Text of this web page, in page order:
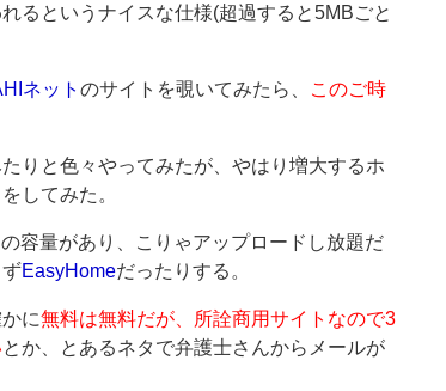
るというナイスな仕様(超過すると5MBごと
ネット のサイトを覗いてみたら、
このご時
りと色々やってみたが、やはり増大するホ
してみた。
容量があり、こりゃアップロードし放題だ
EasyHomeだったりする。
に無料は無料だが、所詮商用サイトなので3
とか、とあるネタで弁護士さんからメールが